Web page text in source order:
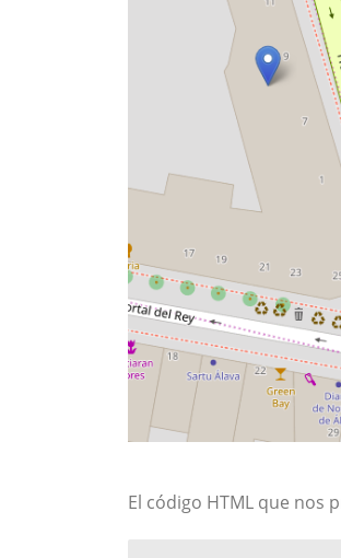
El código HTML que nos